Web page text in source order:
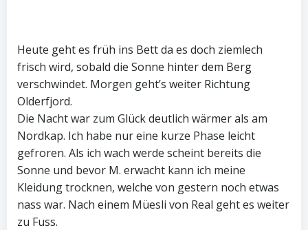
Heute geht es früh ins Bett da es doch ziemlech
frisch wird, sobald die Sonne hinter dem Berg
verschwindet. Morgen geht’s weiter Richtung
Olderfjord.
Die Nacht war zum Glück deutlich wärmer als am
Nordkap. Ich habe nur eine kurze Phase leicht
gefroren. Als ich wach werde scheint bereits die
Sonne und bevor M. erwacht kann ich meine
Kleidung trocknen, welche von gestern noch etwas
nass war. Nach einem Müesli von Real geht es weiter
zu Fuss.